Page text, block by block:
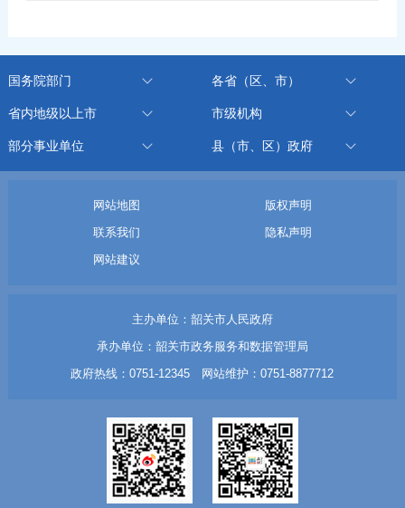
国务院部门 各省（区、市）
省内地级以上市 市级机构
部分事业单位 县（市、区）政府
网站地图
版权声明
联系我们
隐私声明
网站建议
主办单位：韶关市人民政府
承办单位：韶关市政务服务和数据管理局
政府热线：0751-12345 网站维护：0751-8877712